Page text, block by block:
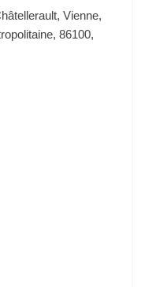
Vienne,
86100,